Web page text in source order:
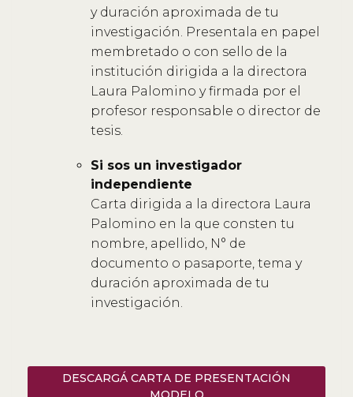
y duración aproximada de tu
investigación. Presentala en papel
membretado o con sello de la
institución dirigida a la directora
Laura Palomino y firmada por el
profesor responsable o director de
tesis.
Si sos un investigador
independiente
Carta dirigida a la directora Laura
Palomino en la que consten tu
nombre, apellido, N° de
documento o pasaporte, tema y
duración aproximada de tu
investigación.
DESCARGÁ CARTA DE PRESENTACIÓN